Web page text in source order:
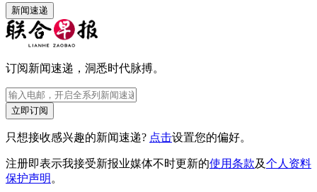
新闻速递
订阅新闻速递，洞悉时代脉搏。
立即订阅
只想接收感兴趣的新闻速递? 点击设置您的偏好。
注册即表示我接受新报业媒体不时更新的使用条款及个人资料
保护声明 。